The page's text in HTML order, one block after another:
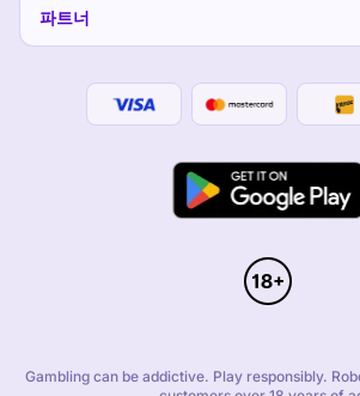
파트너
Gambling can be addictive. Play responsibly.